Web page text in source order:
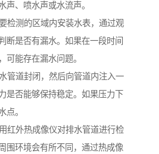
声、喷水声或水流声。
检测的区域内安装水表，通过观
断是否有漏水。如果在一段时间
可能存在漏水问题。
管道封闭，然后向管道内注入一
是否能够保持稳定。如果压力下
点。
红外热成像仪对排水管道进行检
围环境会有所不同，通过热成像